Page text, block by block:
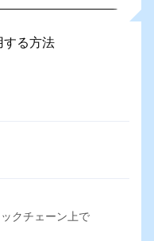
る方法
クチェーン上で